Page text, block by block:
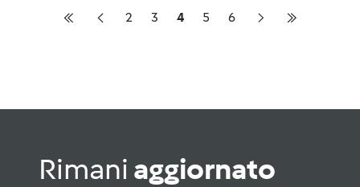
2 3 4 5 6
Rimani aggiornato